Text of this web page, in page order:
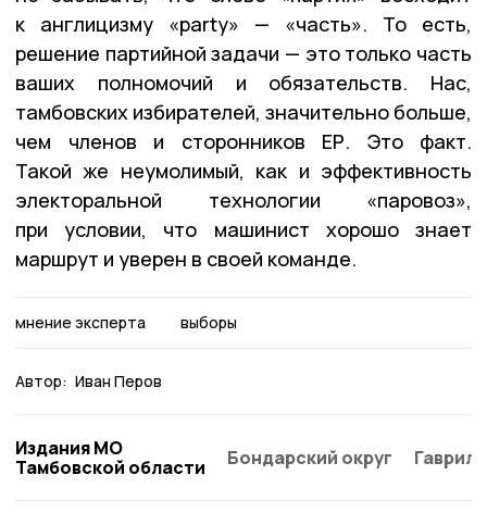
к англицизму «party» — «часть». То есть,
решение партийной задачи — это только часть
ваших полномочий и обязательств. Нас,
тамбовских избирателей, значительно больше,
чем членов и сторонников ЕР. Это факт.
Такой же неумолимый, как и эффективность
электоральной технологии «паровоз»,
при условии, что машинист хорошо знает
маршрут и уверен в своей команде.
мнение эксперта выборы
Автор: Иван Перов
Издания МО
Тамбовской области
Бондарский округ